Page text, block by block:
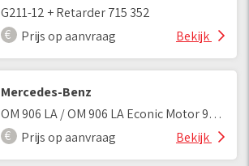
G211-12 + Retarder 715 352
Prijs op aanvraag
Bekijk
Mercedes-Benz
OM 906 LA / OM 906 LA Econic Motor 906.925
Prijs op aanvraag
Bekijk